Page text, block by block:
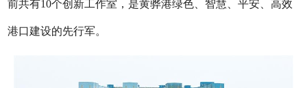
前共有10个创新工作室，是黄骅港绿色、智慧、平安、高效
港口建设的先行军。